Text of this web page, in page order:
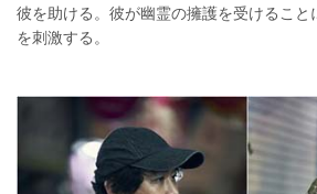
彼を助ける。彼が幽霊の擁護を受けること
を刺激する。